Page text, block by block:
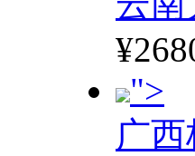
">
广